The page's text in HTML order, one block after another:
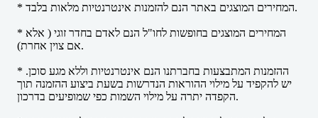
* המחירים המוצגים באתר הנם להזמנות אינטרנטיות מלאות בלבד.
* המחירים המוצגים בחופשות לחו"ל הנם לאדם בחדר זוגי ( אלא
אם צוין אחרת).
* ההזמנות המתבצעות בחברתנו הנם אינטרנטיות וללא מגע סוכן.
יש להקפיד על מילוי ההוראות הנדרשות בשעת ביצוע ההזמנה תוך
הקפדה יתרה על מילוי השמות כפי שמופיעים בדרכון.